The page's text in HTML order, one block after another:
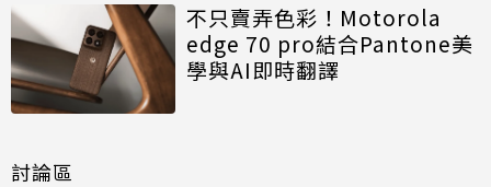
不只賣弄色彩！Motorola
edge 70 pro結合Pantone美
學與AI即時翻譯
討論區